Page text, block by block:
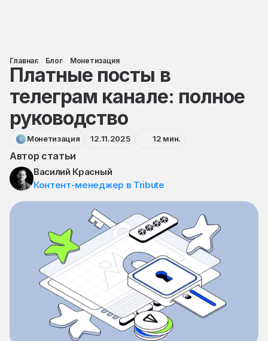
Главная Блог Монетизация
Платные посты в
телеграм канале: полное
руководство
Монетизация 12.11.2025 12 мин.
Автор статьи
Василий Красный
Контент-менеджер в Tribute